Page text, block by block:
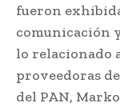
fueron
comunicación
lo relacionado
proveedoras
del PAN,